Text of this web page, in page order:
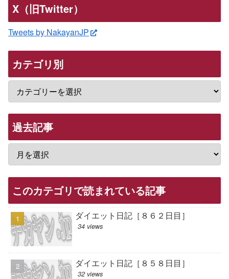
X（旧Twitter）
Tweets by NakayanJP
カテゴリ別
過去記事
このカテゴリで読まれている記事
ダイエット日記［８６２日目］
34 views
ダイエット日記［８５８日目］
32 views